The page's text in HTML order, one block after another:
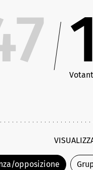
opposizione